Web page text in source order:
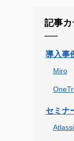
記事
導入事
Miro
セミナ